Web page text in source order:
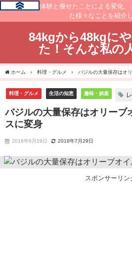
痩せるまでの体験と痩せたことによる変化
た様々なことを紹介
84kgから48kgに
た！そんな私の
ホーム 料理・グルメ バジルの大量保存はオ
料理・グルメ 生活の知恵 趣味・娯楽
バジルの大量保存はオリーブ
スに変身
2016年6月29日 2018年7月29日
スポンサーリン